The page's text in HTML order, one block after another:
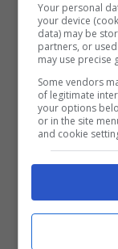
Il giorno
altro test,
Siamo
Your personal
your device
data) may be
partners, or
may use precise
Some vendors
of legitimate
your options
or in the site
and cookie